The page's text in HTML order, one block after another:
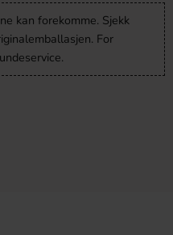
kan forekomme. Sjekk
For